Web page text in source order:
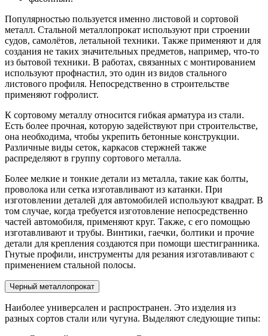
Популярностью пользуется именно листовой и сортовой
металл. Стальной металлопрокат используют при строении
судов, самолётов, летальной техники. Также применяют и для
создания не таких значительных предметов, например, что-то
из бытовой техники. В работах, связанных с монтированием
используют профнастил, это один из видов стального
листового профиля. Непосредственно в строительстве
применяют гофролист.
К сортовому металлу относится гибкая арматура из стали.
Есть более прочная, которую задействуют при строительстве,
она необходима, чтобы укрепить бетонные конструкции.
Различные виды сеток, каркасов стержней также
распределяют в группу сортового металла.
Более мелкие и тонкие детали из металла, такие как болты,
проволока или сетка изготавливают из катанки. При
изготовлении деталей для автомобилей используют квадрат. В
том случае, когда требуется изготовление непосредственно
частей автомобиля, применяют круг. Также, с его помощью
изготавливают и трубы. Винтики, гаечки, болтики и прочие
детали для крепления создаются при помощи шестигранника.
Гнутые профили, инструменты для резания изготавливают с
применением стальной полосы.
Черный металлопрокат
Наиболее универсален и распространен. Это изделия из
разных сортов стали или чугуна. Выделяют следующие типы: